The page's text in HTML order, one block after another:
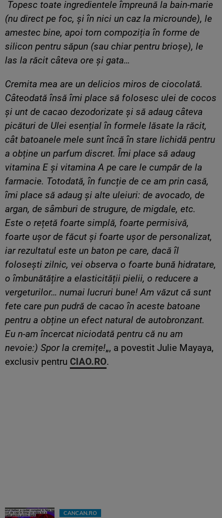
Topesc toate ingredientele împreună la bain-marie
(nu direct pe foc, și în nici un caz la microunde), le
amestec bine, apoi torn compoziția în forme de
silicon pentru săpun (sau chiar pentru brioșe), le
las la răcit câteva ore și gata…
Cremita mea are un delicios miros de ciocolată.
Câteodată însă îmi place să folosesc ulei de cocos
și unt de cacao dezodorizate și să adaug câteva
picături de Ulei esențial în formele lăsate la răcit,
cât batoanele mele sunt încă în stare lichidă pentru
a obține un parfum discret. Îmi place să adaug
vitamina E și vitamina A pe care le cumpăr de la
farmacie. Totodată, în funcție de ce am prin casă,
îmi place să adaug și alte uleiuri: de avocado, de
argan, de sâmburi de strugure, de migdale, etc.
Este o rețetă foarte simplă, foarte permisivă,
foarte ușor de făcut și foarte ușor de personalizat,
iar rezultatul este un baton pe care, dacă îl
folosești zilnic, vei observa o foarte bună hidratare,
o îmbunătățire a elasticității pielii, o reducere a
vergeturilor… numai lucruri bune! Am văzut că sunt
fete care pun pudră de cacao în aceste batoane
pentru a obține un efect natural de autobronzant.
Eu n-am încercat niciodată pentru că nu am
nevoie:) Spor la cremițe!„, a povestit Julie Mayaya,
exclusiv pentru CIAO.RO.
CANCAN.RO